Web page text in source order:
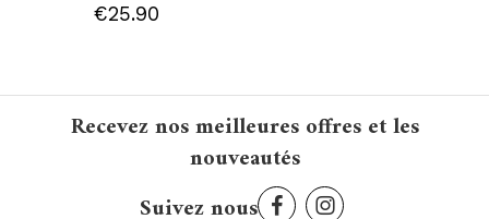
€25.90
Recevez nos meilleures offres et les
nouveautés
Suivez nous